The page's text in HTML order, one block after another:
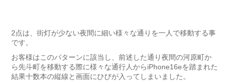
2点は、街灯が少ない夜間に細い様々な通りを一人で移動する事
です。
お客様はこのパターンに該当し、前述した通り夜間の河原町か
ら先斗町を移動する際に様々な通行人からiPhone16eを踏まれた
結果十数本の縦線と画面にひびが入ってしまいました。